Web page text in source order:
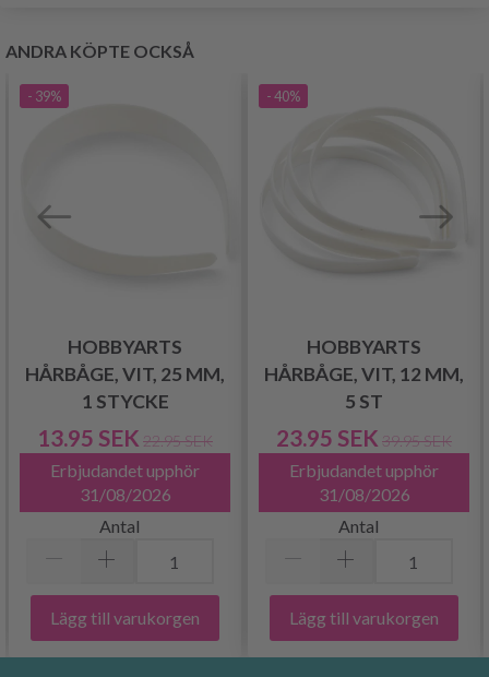
ANDRA KÖPTE OCKSÅ
- 39%
HOBBYARTS
HÅRBÅGE, VIT, 25 MM,
1 STYCKE
13.95 SEK 22.95 SEK
Erbjudandet upphör
31/08/2026
Antal
Lägg till varukorgen
- 40%
HOBBYARTS
HÅRBÅGE, VIT, 12 MM,
5 ST
23.95 SEK 39.95 SEK
Erbjudandet upphör
31/08/2026
Antal
Lägg till varukorgen